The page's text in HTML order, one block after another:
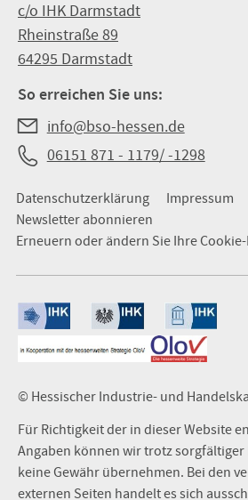
c/o IHK Darmstadt
Rheinstraße 89
64295 Darmstadt
So erreichen Sie uns:
info@bso-hessen.de
06151 871 - 1179/ -1298
© Hessischer Industrie- und
Für Richtigkeit der in dieser Website
Angaben können wir trotz
keine Gewähr übernehmen. Bei den
externen Seiten handelt es sich
Datenschutzerklärung
Impressum
Newsletter abonnieren
Erneuern oder ändern Sie Ihre